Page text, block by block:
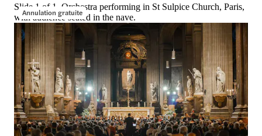
Annulation gratuite
Slide 1 of 1, Orchestra performing in St Sulpice Church, Paris,
with audience seated in the nave.